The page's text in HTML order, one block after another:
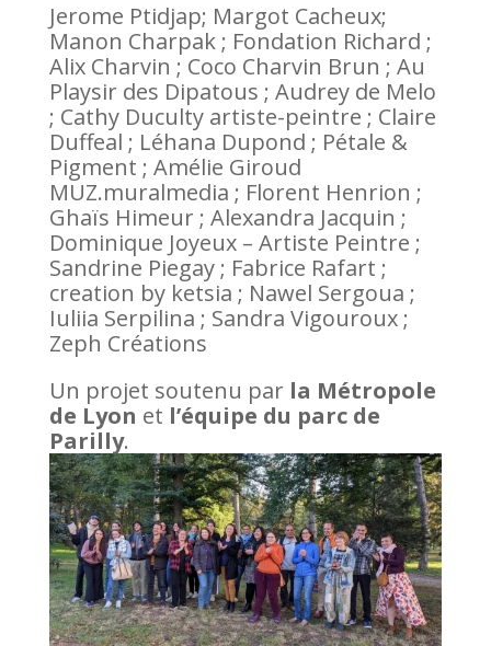
Jerome Ptidjap; Margot Cacheux;
Manon Charpak ; Fondation Richard ;
Alix Charvin ; Coco Charvin Brun ; Au
Playsir des Dipatous ; Audrey de Melo
; Cathy Duculty artiste-peintre ; Claire
Duffeal ; Léhana Dupond ; Pétale &
Pigment ; Amélie Giroud
MUZ.muralmedia ; Florent Henrion ;
Ghaïs Himeur ; Alexandra Jacquin ;
Dominique Joyeux – Artiste Peintre ;
Sandrine Piegay ; Fabrice Rafart ;
creation by ketsia ; Nawel Sergoua ;
Iuliia Serpilina ; Sandra Vigouroux ;
Zeph Créations
Un projet soutenu par la Métropole
de Lyon et l’équipe du parc de
Parilly.